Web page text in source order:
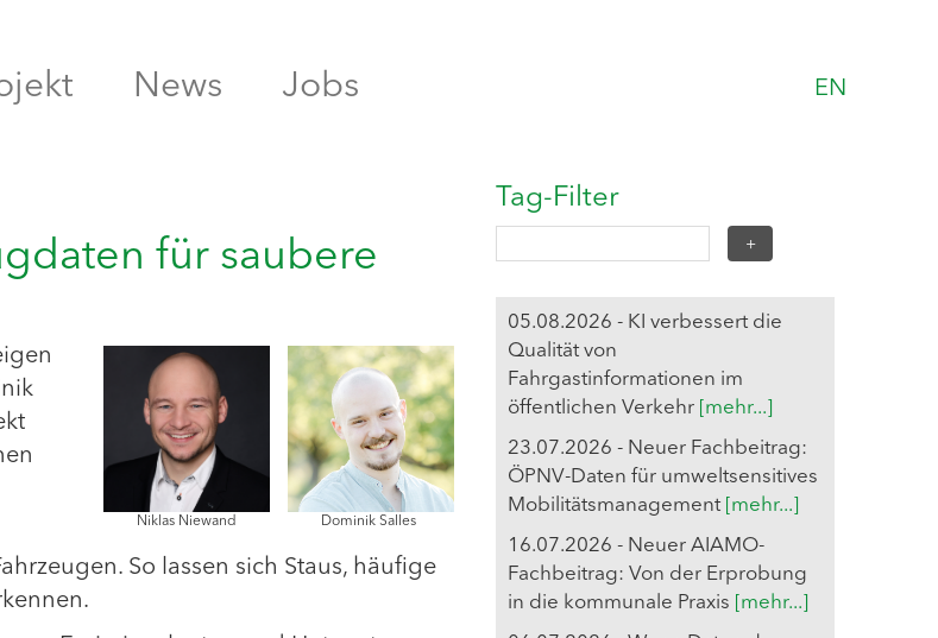
News Jobs EN
für saubere
Dominik Salles
Niklas Niewand
So lassen sich Staus, häufige
Tag-Filter
05.08.2026 - KI verbessert die
Qualität von
Fahrgastinformationen im
öffentlichen Verkehr [mehr...]
23.07.2026 - Neuer Fachbeitrag:
ÖPNV-Daten für umweltsensitives
Mobilitätsmanagement [mehr...]
16.07.2026 - Neuer AIAMO-
Fachbeitrag: Von der Erprobung
in die kommunale Praxis
[mehr...]